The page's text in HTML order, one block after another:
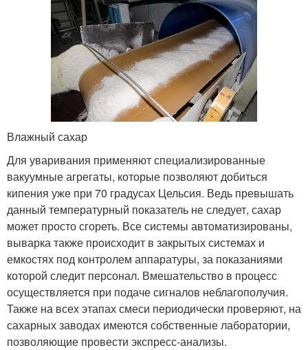
Влажный сахар
Для уваривания применяют специализированные
вакуумные агрегаты, которые позволяют добиться
кипения уже при 70 градусах Цельсия. Ведь превышать
данный температурный показатель не следует, сахар
может просто сгореть. Все системы автоматизированы,
выварка также происходит в закрытых системах и
емкостях под контролем аппаратуры, за показаниями
которой следит персонал. Вмешательство в процесс
осуществляется при подаче сигналов неблагополучия.
Также на всех этапах смеси периодически проверяют, на
сахарных заводах имеются собственные лаборатории,
позволяющие провести экспресс-анализы.